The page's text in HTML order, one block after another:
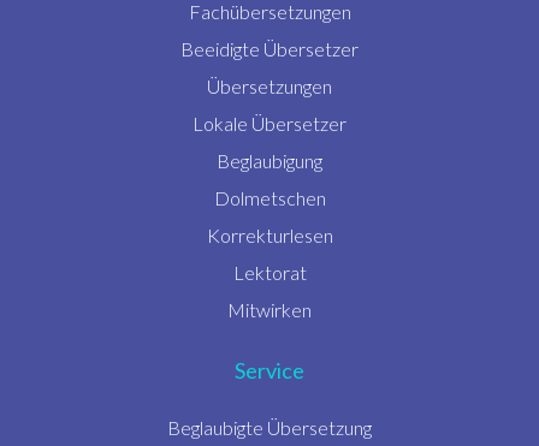
Fachübersetzungen
Beeidigte Übersetzer
Übersetzungen
Lokale Übersetzer
Beglaubigung
Dolmetschen
Korrekturlesen
Lektorat
Mitwirken
Service
Beglaubigte Übersetzung